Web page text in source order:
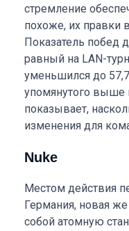
стремление
похоже, их правки
Показатель побед
равный на LAN-
уменьшился до
упомянутого выше
показывает,
изменения для
Nuke
Местом действия
Германия, новая
собой атомную